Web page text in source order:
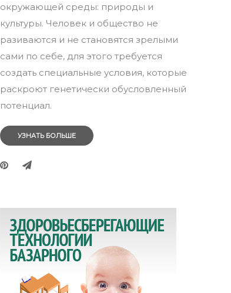
окружающей среды: природы и
культуры. Человек и общество не
разиваются и не становятся зрелыми
сами по себе, для этого требуется
создать специальные условия, которые
раскроют генетически обусловленный
потенциал.
УЗНАТЬ БОЛЬШЕ